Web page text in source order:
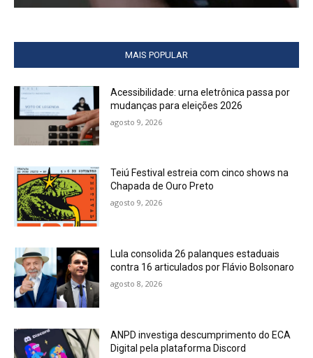
MAIS POPULAR
Acessibilidade: urna eletrônica passa por
mudanças para eleições 2026
agosto 9, 2026
Teiú Festival estreia com cinco shows na
Chapada de Ouro Preto
agosto 9, 2026
Lula consolida 26 palanques estaduais
contra 16 articulados por Flávio Bolsonaro
agosto 8, 2026
ANPD investiga descumprimento do ECA
Digital pela plataforma Discord